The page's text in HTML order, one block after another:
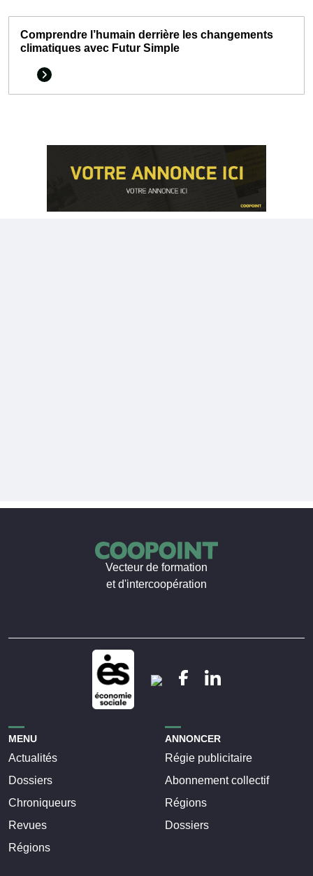
Comprendre l’humain derrière les changements
climatiques avec Futur Simple
Vecteur de formation
et d'intercoopération
MENU
Actualités
Dossiers
Chroniqueurs
Revues
Régions
ANNONCER
Régie publicitaire
Abonnement collectif
Régions
Dossiers